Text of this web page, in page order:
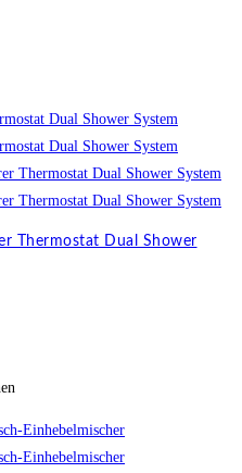
Thermostat Dual Shower